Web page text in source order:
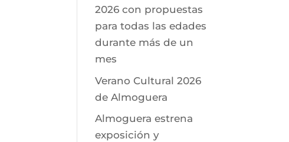
2026 con propuestas
para todas las edades
durante más de un
mes
Verano Cultural 2026
de Almoguera
Almoguera estrena
exposición y